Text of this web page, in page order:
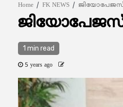
Home FK NEWS ജിയോപേജസ്
ജിയോപേജസ്
1 min read
5 years ago